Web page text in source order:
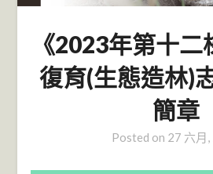
《2023年第十
復育(生態造林)
簡章
Posted on 27 六月